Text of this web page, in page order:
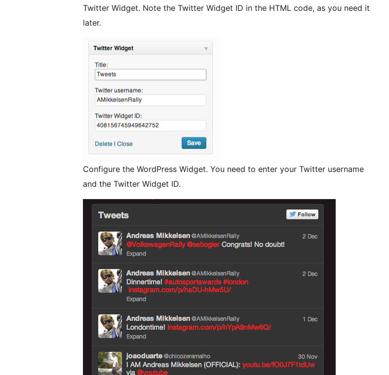
Twitter Widget. Note the Twitter Widget ID in the HTML code, as you need it
later.
Configure the WordPress Widget. You need to enter your Twitter username
and the Twitter Widget ID.